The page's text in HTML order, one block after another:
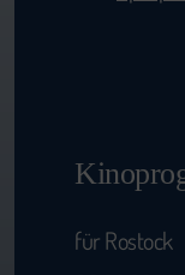
für Rostock